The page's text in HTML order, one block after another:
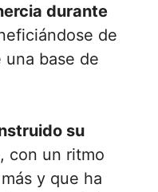
durante
de
base de
su
, con un ritmo
y que ha